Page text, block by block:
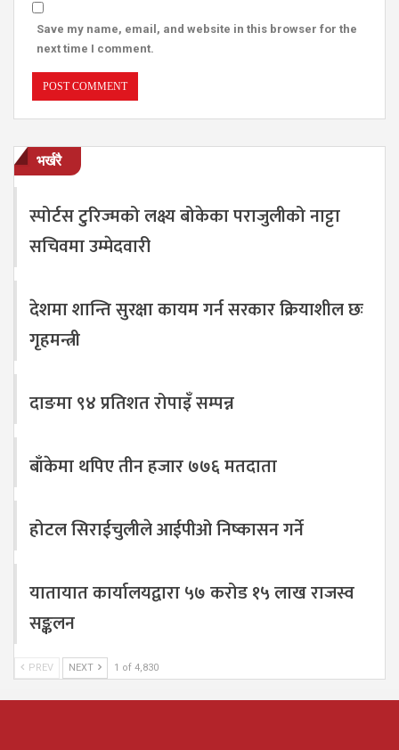
Save my name, email, and website in this browser for the
next time I comment.
भर्खरै
स्पोर्टस टुरिज्मको लक्ष्य बोकेका पराजुलीको नाट्टा
सचिवमा उम्मेदवारी
देशमा शान्ति सुरक्षा कायम गर्न सरकार क्रियाशील छः
गृहमन्त्री
दाङमा ९४ प्रतिशत रोपाइँ सम्पन्न
बाँकेमा थपिए तीन हजार ७७६ मतदाता
होटल सिराईचुलीले आईपीओ निष्कासन गर्ने
यातायात कार्यालयद्वारा ५७ करोड १५ लाख राजस्व
सङ्कलन
PREV NEXT 1 of 4,830